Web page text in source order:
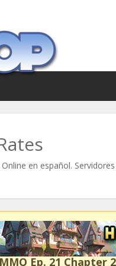
en español.
Ep. 21 Chapter 2